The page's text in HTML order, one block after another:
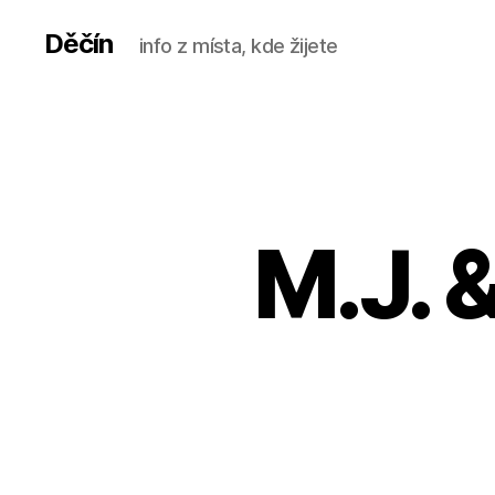
Děčín info z místa, kde žijete
M.J.